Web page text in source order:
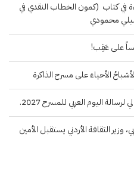
في كتاب (كمون الخطاب النقدي في
محمودي
على عَقِب!
الأحياءَ على مسرح الذاكرة
اليوم العربي للمسرح 2027.
وزير الثقافة الأردني يستقبل الأمين